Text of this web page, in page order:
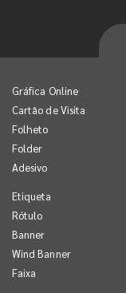
Gráfica Online
Cartão de Visita
Folheto
Folder
Adesivo
Etiqueta
Rótulo
Banner
Wind Banner
Faixa